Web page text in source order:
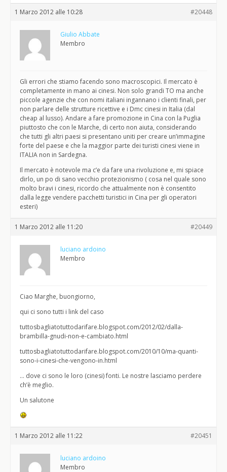
1 Marzo 2012 alle 10:28 #20448
Giulio Abbate
Membro
Gli errori che stiamo facendo sono macroscopici. Il mercato è
completamente in mano ai cinesi. Non solo grandi TO ma anche
piccole agenzie che con nomi italiani ingannano i clienti finali, per
non parlare delle strutture ricettive e i Dmc cinesi in Italia (dal
cheap al lusso). Andare a fare promozione in Cina con la Puglia
piuttosto che con le Marche, di certo non aiuta, considerando
che tutti gli altri paesi si presentano uniti per creare un’immagine
forte del paese e che la maggior parte dei turisti cinesi viene in
ITALIA non in Sardegna.
Il mercato è notevole ma c’e da fare una rivoluzione e, mi spiace
dirlo, un po di sano vecchio protezionismo ( cosa nel quale sono
molto bravi i cinesi, ricordo che attualmente non è consentito
dalla legge vendere pacchetti turistici in Cina per gli operatori
esteri)
1 Marzo 2012 alle 11:20 #20449
luciano ardoino
Membro
Ciao Marghe, buongiorno,
qui ci sono tutti i link del caso
tuttosbagliatotuttodarifare.blogspot.com/2012/02/dalla-
brambilla-gnudi-non-e-cambiato.html
tuttosbagliatotuttodarifare.blogspot.com/2010/10/ma-quanti-
sono-i-cinesi-che-vengono-in.html
… dove ci sono le loro (cinesi) fonti. Le nostre lasciamo perdere
ch’è meglio.
Un salutone
1 Marzo 2012 alle 11:22 #20451
luciano ardoino
Membro